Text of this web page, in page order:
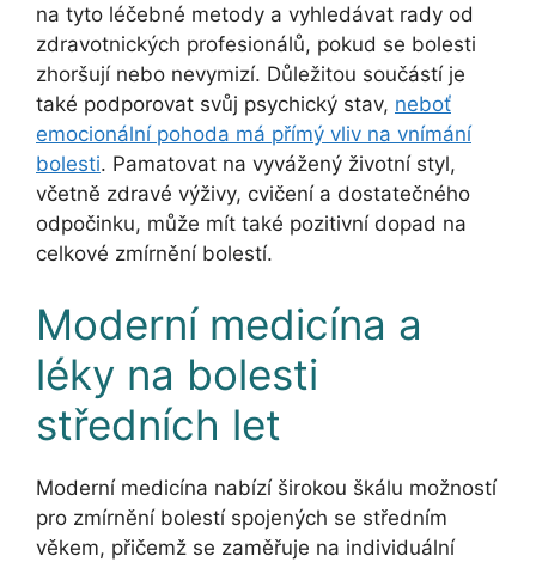
na tyto léčebné metody a vyhledávat rady od
zdravotnických profesionálů, pokud se bolesti
zhoršují nebo nevymizí. Důležitou součástí je
také podporovat svůj psychický stav, neboť
emocionální pohoda má přímý vliv na vnímání
bolesti. Pamatovat na vyvážený životní styl,
včetně zdravé výživy, cvičení a dostatečného
odpočinku, může mít také pozitivní dopad na
celkové zmírnění bolestí.
Moderní medicína a
léky na bolesti
středních let
Moderní medicína nabízí širokou škálu možností
pro zmírnění bolestí spojených se středním
věkem, přičemž se zaměřuje na individuální